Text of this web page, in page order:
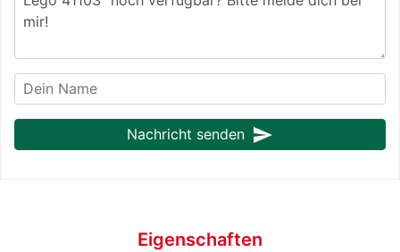
Nachricht senden send
Eigenschaften